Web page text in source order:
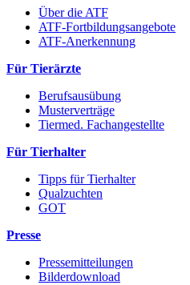
Über die ATF
ATF-Fortbildungsangebote
ATF-Anerkennung
Für Tierärzte
Berufsausübung
Musterverträge
Tiermed. Fachangestellte
Für Tierhalter
Tipps für Tierhalter
Qualzuchten
GOT
Presse
Pressemitteilungen
Bilderdownload